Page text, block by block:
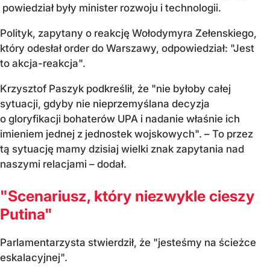
powiedział były minister rozwoju i technologii.
Polityk, zapytany o reakcję Wołodymyra Zełenskiego,
który odesłał order do Warszawy, odpowiedział: "Jest
to akcja-reakcja".
Krzysztof Paszyk podkreślił, że "nie byłoby całej
sytuacji, gdyby nie nieprzemyślana decyzja
o gloryfikacji bohaterów UPA i nadanie właśnie ich
imieniem jednej z jednostek wojskowych". – To przez
tą sytuację mamy dzisiaj wielki znak zapytania nad
naszymi relacjami – dodał.
"Scenariusz, który niezwykle cieszy
Putina"
Parlamentarzysta stwierdził, że "jesteśmy na ścieżce
eskalacyjnej".